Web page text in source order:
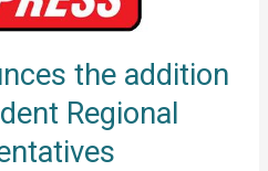
the addition
Regional